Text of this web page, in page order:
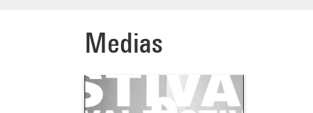
Medias